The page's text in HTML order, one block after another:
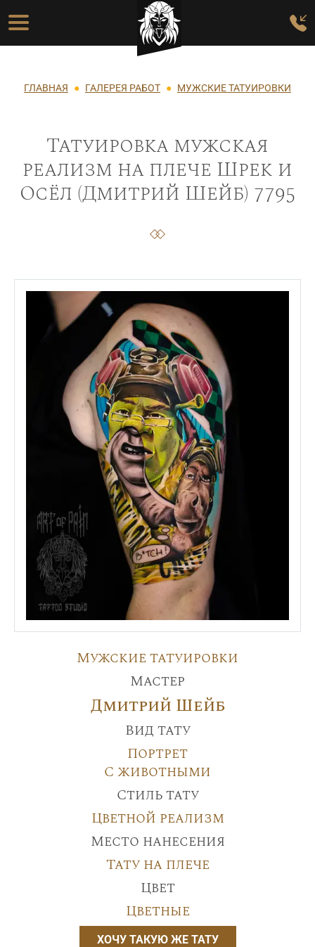
Перейти к основному содержанию
Основная навигация
Строка навигации
ГЛАВНАЯ ГАЛЕРЕЯ РАБОТ МУЖСКИЕ ТАТУИРОВКИ
Татуировка мужская
реализм на плече Шрек и
Осёл (Дмитрий Шейб) 7795
Мужские татуировки
Мастер
Дмитрий Шейб
Вид тату
Портрет
С животными
Стиль тату
Цветной реализм
Место нанесения
Тату на плече
Цвет
Цветные
ХОЧУ ТАКУЮ ЖЕ ТАТУ